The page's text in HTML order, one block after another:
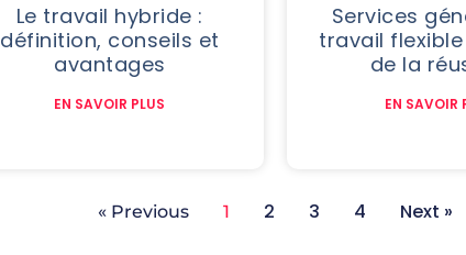
Le travail hybride :
définition, conseils et
avantages
EN SAVOIR PLUS
Services
travail flexible
de la
EN SAVOIR
« Previous 1 2 3 4 Next »